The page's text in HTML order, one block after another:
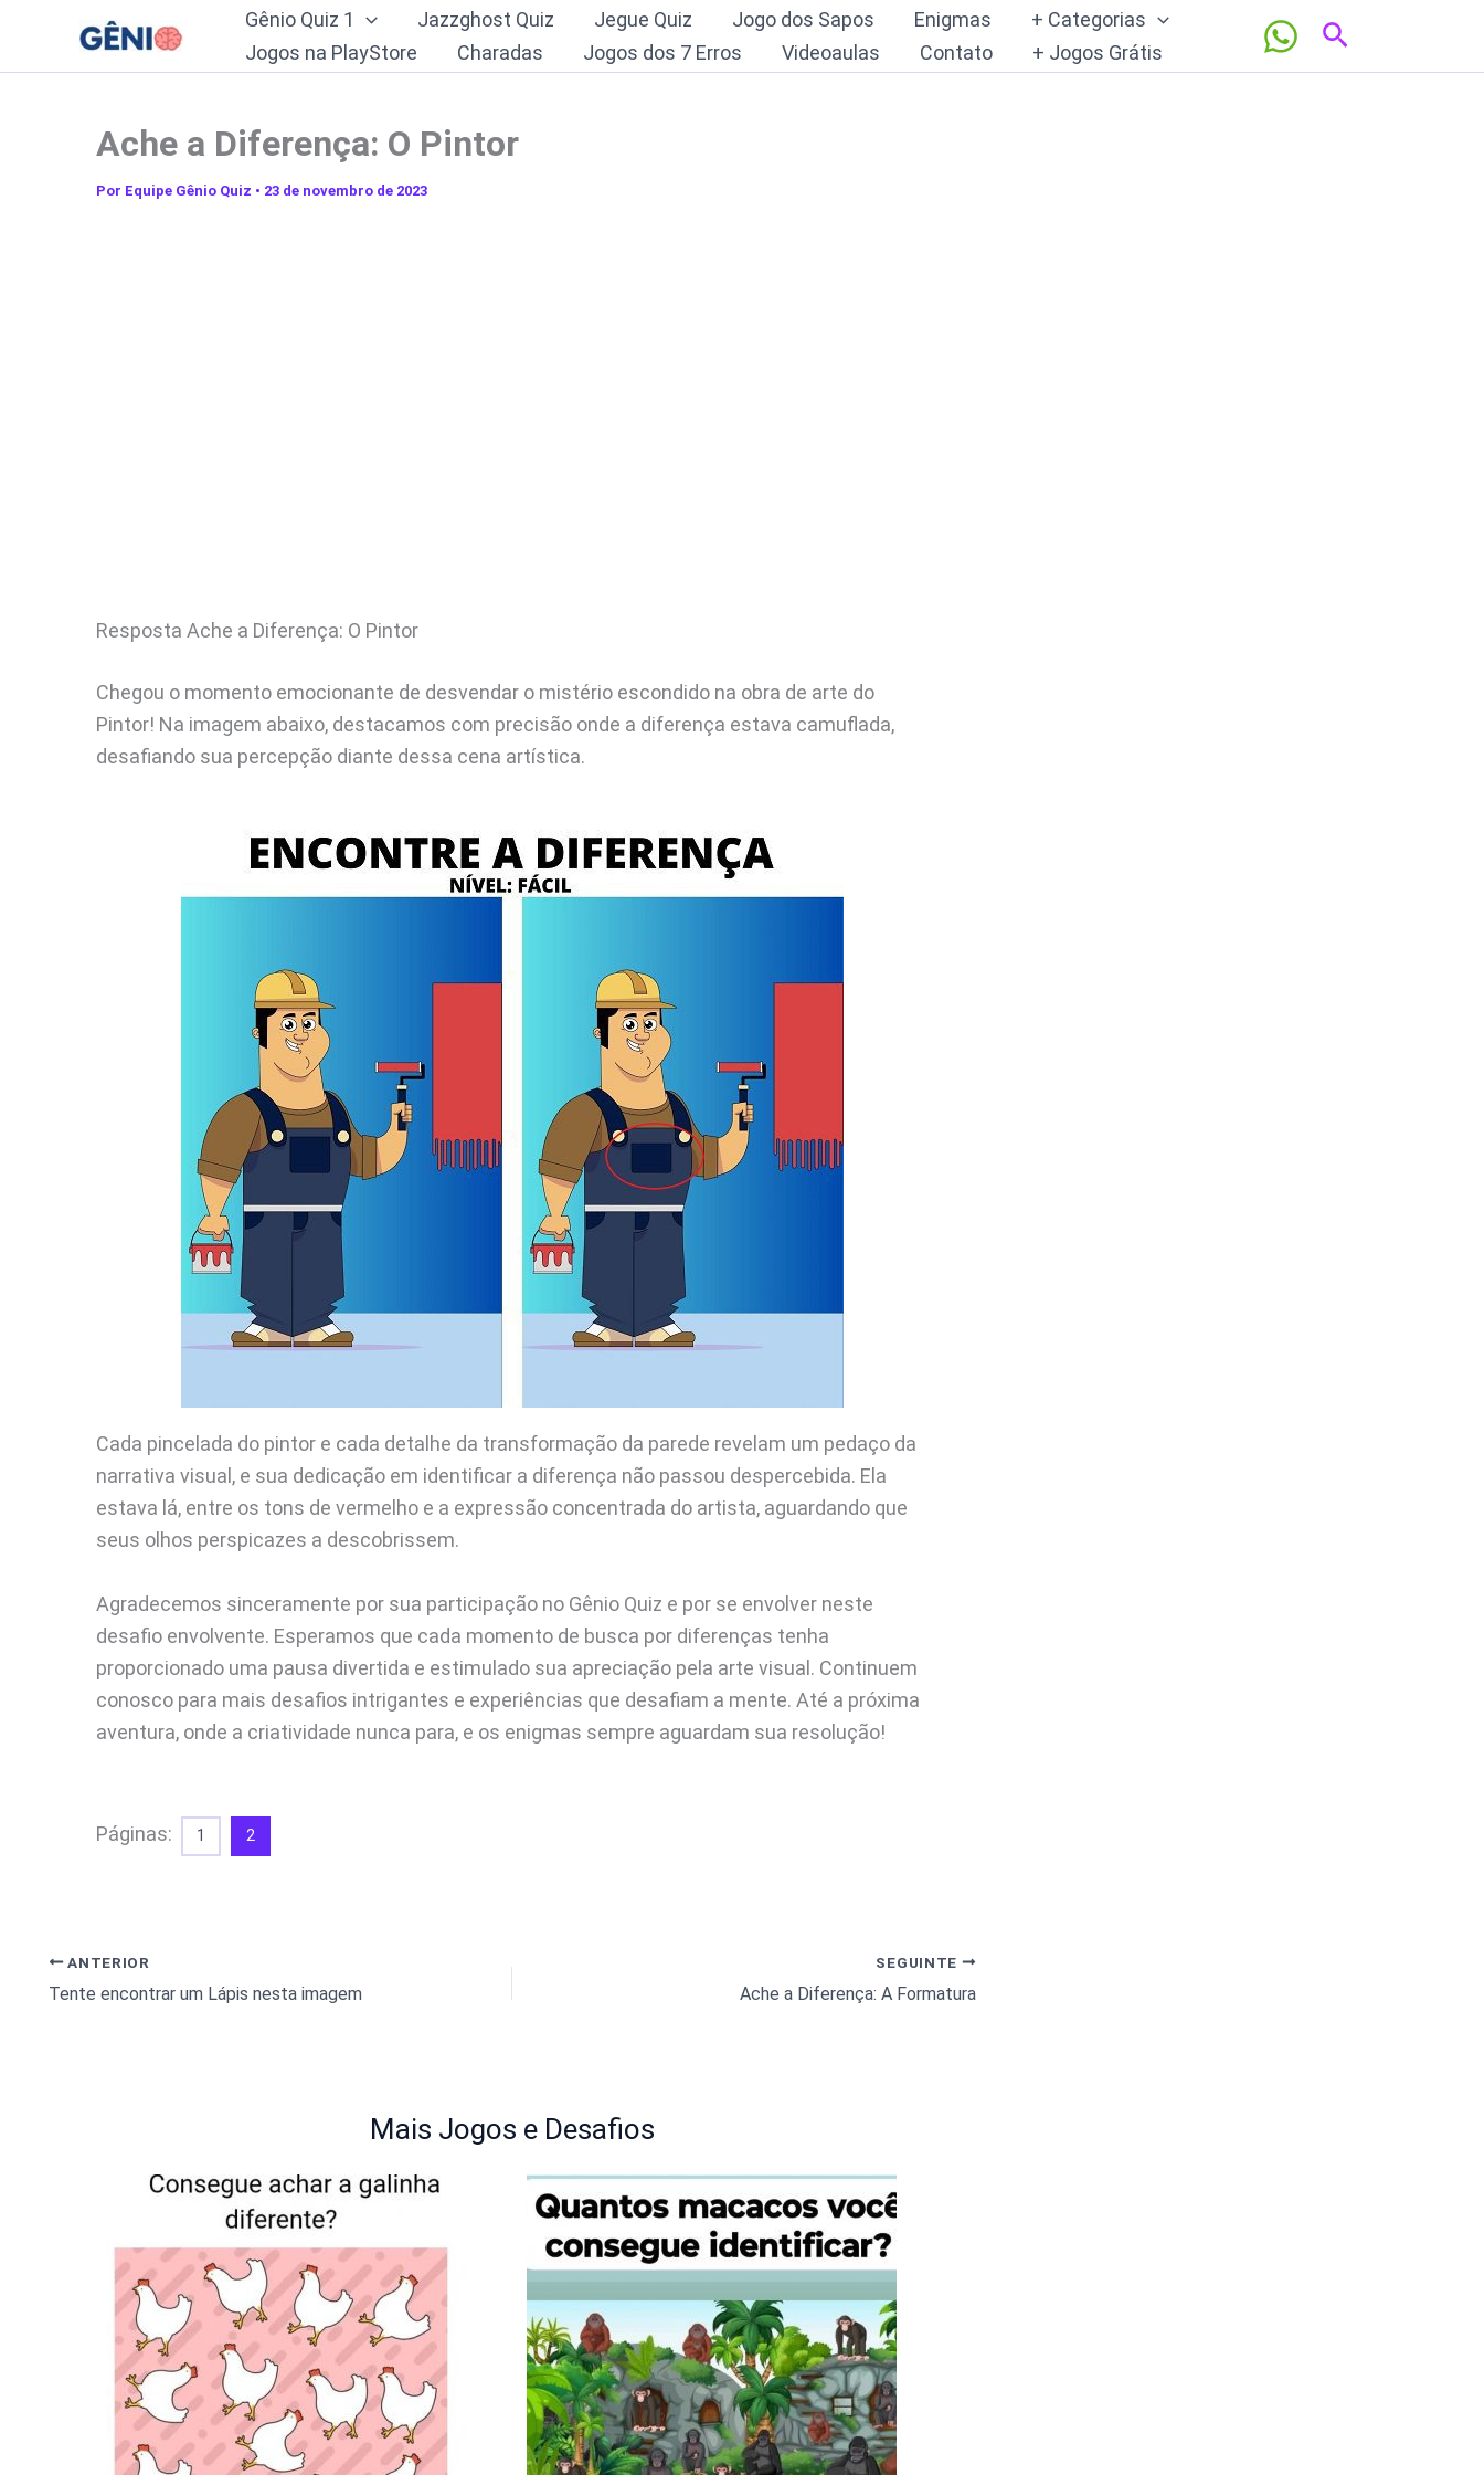
o
Gênio Quiz 1 Jazzghost Quiz Jegue Quiz Jogo dos Sapos Enigmas
+ Categorias
Jogos na PlayStore
Charadas Jogos dos 7 Erros Videoaulas Contato + Jogos Grátis
Pesquisar
Ache a Diferença: O Pintor
Por Equipe Gênio Quiz • 23 de novembro de 2023
Resposta Ache a Diferença: O Pintor
Chegou o momento emocionante de desvendar o mistério escondido na obra de arte do
Pintor! Na imagem abaixo, destacamos com precisão onde a diferença estava camuflada,
desafiando sua percepção diante dessa cena artística.
Cada pincelada do pintor e cada detalhe da transformação da parede revelam um pedaço da
narrativa visual, e sua dedicação em identificar a diferença não passou despercebida. Ela
estava lá, entre os tons de vermelho e a expressão concentrada do artista, aguardando que
seus olhos perspicazes a descobrissem.
Agradecemos sinceramente por sua participação no Gênio Quiz e por se envolver neste
desafio envolvente. Esperamos que cada momento de busca por diferenças tenha
proporcionado uma pausa divertida e estimulado sua apreciação pela arte visual. Continuem
conosco para mais desafios intrigantes e experiências que desafiam a mente. Até a próxima
aventura, onde a criatividade nunca para, e os enigmas sempre aguardam sua resolução!
Páginas: 1 2
ANTERIOR
Tente encontrar um Lápis nesta imagem
SEGUINTE
Ache a Diferença: A Formatura
Mais Jogos e Desafios